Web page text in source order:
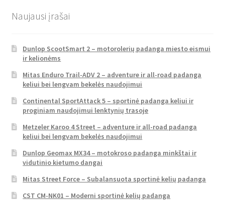
Naujausi įrašai
Dunlop ScootSmart 2 – motorolerių padanga miesto eismui
ir kelionėms
Mitas Enduro Trail-ADV 2 – adventure ir all-road padanga
keliui bei lengvam bekelės naudojimui
Continental SportAttack 5 – sportinė padanga keliui ir
proginiam naudojimui lenktynių trasoje
Metzeler Karoo 4 Street – adventure ir all-road padanga
keliui bei lengvam bekelės naudojimui
Dunlop Geomax MX34 – motokroso padanga minkštai ir
vidutinio kietumo dangai
Mitas Street Force – Subalansuota sportinė kelių padanga
CST CM-NK01 – Moderni sportinė kelių padanga